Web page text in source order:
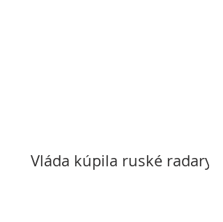
Vláda kúpila ruské radary